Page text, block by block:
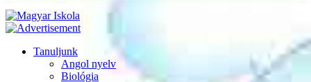
Tanuljunk
Angol nyelv
Biológia